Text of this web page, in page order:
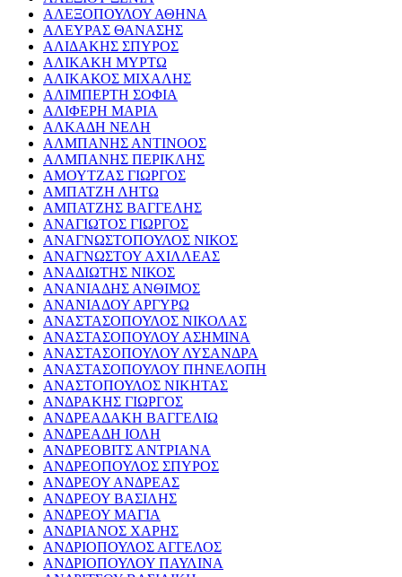
ΑΛΕΞΟΠΟΥΛΟΥ ΑΘΗΝΑ
ΑΛΕΥΡΑΣ ΘΑΝΑΣΗΣ
ΑΛΙΔΑΚΗΣ ΣΠΥΡΟΣ
ΑΛΙΚΑΚΗ ΜΥΡΤΩ
ΑΛΙΚΑΚΟΣ ΜΙΧΑΛΗΣ
ΑΛΙΜΠΕΡΤΗ ΣΟΦΙΑ
ΑΛΙΦΕΡΗ ΜΑΡΙΑ
ΑΛΚΑΔΗ ΝΕΛΗ
ΑΛΜΠΑΝΗΣ ΑΝΤΙΝΟΟΣ
ΑΛΜΠΑΝΗΣ ΠΕΡΙΚΛΗΣ
ΑΜΟΥΤΖΑΣ ΓΙΩΡΓΟΣ
ΑΜΠΑΤΖΗ ΛΗΤΩ
ΑΜΠΑΤΖΗΣ ΒΑΓΓΕΛΗΣ
ΑΝΑΓΙΩΤΟΣ ΓΙΩΡΓΟΣ
ΑΝΑΓΝΩΣΤΟΠΟΥΛΟΣ ΝΙΚΟΣ
ΑΝΑΓΝΩΣΤΟΥ ΑΧΙΛΛΕΑΣ
ΑΝΑΔΙΩΤΗΣ ΝΙΚΟΣ
ΑΝΑΝΙΑΔΗΣ ΑΝΘΙΜΟΣ
ΑΝΑΝΙΑΔΟΥ ΑΡΓΥΡΩ
ΑΝΑΣΤΑΣΟΠΟΥΛΟΣ ΝΙΚΟΛΑΣ
ΑΝΑΣΤΑΣΟΠΟΥΛΟΥ ΑΣΗΜΙΝΑ
ΑΝΑΣΤΑΣΟΠΟΥΛΟΥ ΛΥΣΑΝΔΡΑ
ΑΝΑΣΤΑΣΟΠΟΥΛΟΥ ΠΗΝΕΛΟΠΗ
ΑΝΑΣΤΟΠΟΥΛΟΣ ΝΙΚΗΤΑΣ
ΑΝΔΡΑΚΗΣ ΓΙΩΡΓΟΣ
ΑΝΔΡΕΑΔΑΚΗ ΒΑΓΓΕΛΙΩ
ΑΝΔΡΕΑΔΗ ΙΟΛΗ
ΑΝΔΡΕΟΒΙΤΣ ΑΝΤΡΙΑΝΑ
ΑΝΔΡΕΟΠΟΥΛΟΣ ΣΠΥΡΟΣ
ΑΝΔΡΕΟΥ ΑΝΔΡΕΑΣ
ΑΝΔΡΕΟΥ ΒΑΣΙΛΗΣ
ΑΝΔΡΕΟΥ ΜΑΓΙΑ
ΑΝΔΡΙΑΝΟΣ ΧΑΡΗΣ
ΑΝΔΡΙΟΠΟΥΛΟΣ ΑΓΓΕΛΟΣ
ΑΝΔΡΙΟΠΟΥΛΟΥ ΠΑΥΛΙΝΑ